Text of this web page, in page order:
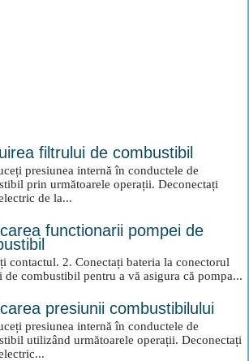
filtrului de combustibil
presiunea internă în conductele de
prin următoarele operații. Deconectați
de la...
functionarii pompei de
contactul. 2. Conectați bateria la conectorul
de combustibil pentru a vă asigura că pompa...
presiunii combustibilului
presiunea internă în conductele de
utilizând următoarele operații. Deconectați